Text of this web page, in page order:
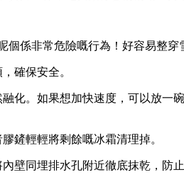
個係非常危險嘅行為！好容易整
確保安全。
化。如果想加快速度，可以放一
鏟輕輕將剩餘嘅冰霜清理掉。
壁同埋排水孔附近徹底抹乾，防